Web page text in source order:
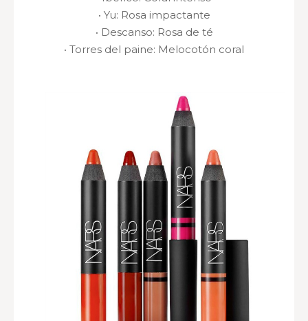
· Yu: Rosa impactante
· Descanso: Rosa de té
· Torres del paine: Melocotón coral